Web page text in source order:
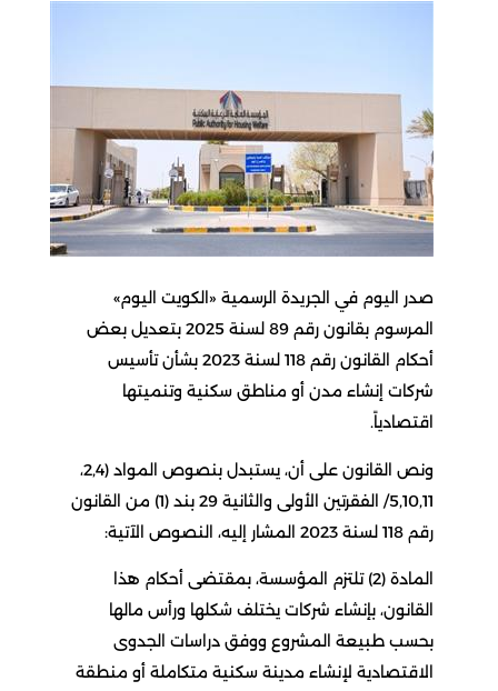
صدر اليوم في الجريدة الرسمية «الكويت اليوم»
المرسوم بقانون رقم 89 لسنة 2025 بتعديل بعض
أحكام القانون رقم 118 لسنة 2023 بشأن تأسيس
شركات إنشاء مدن أو مناطق سكنية وتنميتها
اقتصادياً.
ونص القانون على أن، يستبدل بنصوص المواد (2,4،
5,10,11/ الفقرتين الأولى والثانية 29 بند (1) من القانون
رقم 118 لسنة 2023 المشار إليه، النصوص الآتية:
المادة (2) تلتزم المؤسسة، بمقتضى أحكام هذا
القانون، بإنشاء شركات يختلف شكلها ورأس مالها
بحسب طبيعة المشروع ووفق دراسات الجدوى
الاقتصادية لإنشاء مدينة سكنية متكاملة أو منطقة